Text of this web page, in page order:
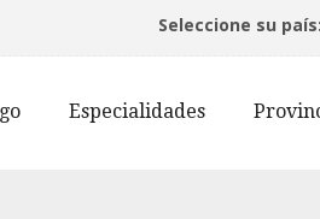
Seleccione su país:
Especialidades